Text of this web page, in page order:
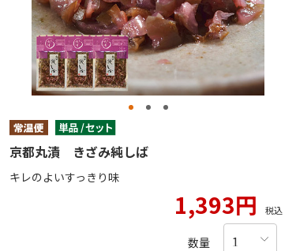
京都丸漬 きざみ純しば
キレのよいすっきり味
1,393円 税込
数量